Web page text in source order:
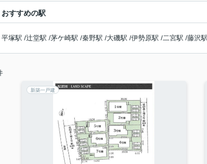
おすすめの駅
平塚駅 /辻堂駅 /茅ケ崎駅 /秦野駅 /大磯駅 /伊勢原駅 /二宮駅 /藤沢駅
新築一戸建